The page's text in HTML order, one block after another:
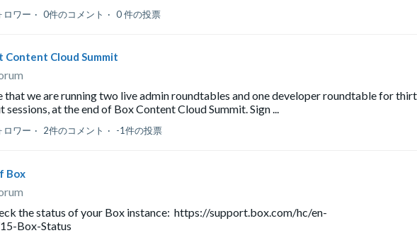
ロワー 0件のコメント 0 件の投票
Content Cloud Summit
that we are running two live admin roundtables and one developer roundtable for
at the end of Box Content Cloud Summit. Sign ...
ロワー 2件のコメント -1件の投票
Box
the status of your Box instance: https://support.box.com/hc/en-
Box-Status